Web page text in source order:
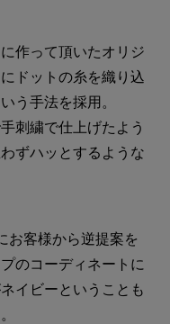
作って頂いたオリジ
ドットの糸を織り込
う手法を採用。
刺繍で仕上げたよう
ずハッとするような
お客様から逆提案を
のコーディネートに
イビーということも